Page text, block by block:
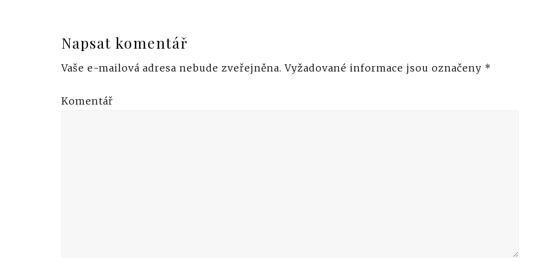
Napsat komentář
Vaše e-mailová adresa nebude zveřejněna. Vyžadované informace jsou označeny *
Komentář